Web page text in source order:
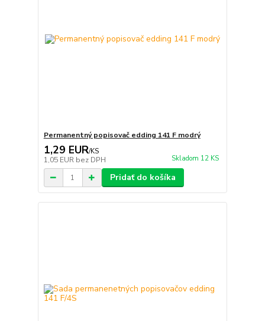
Permanentný popisovač edding 141 F modrý
1,29 EUR/KS
1,05 EUR bez DPH Skladom 12 KS
Pridať do košíka